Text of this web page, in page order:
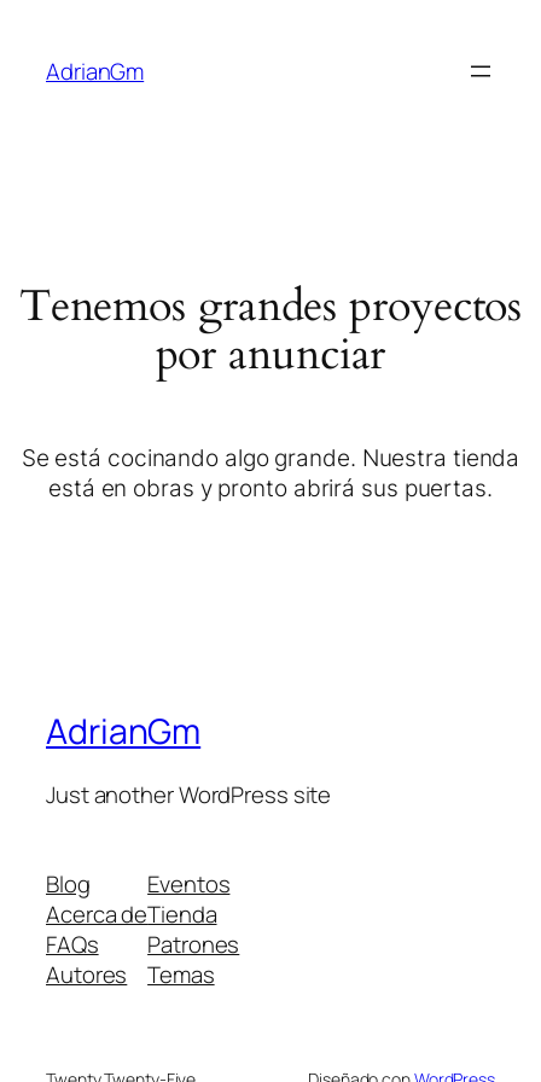
AdrianGm
Tenemos grandes proyectos
por anunciar
Se está cocinando algo grande. Nuestra tienda
está en obras y pronto abrirá sus puertas.
AdrianGm
Just another WordPress site
Blog
Acerca de
FAQs
Autores
Eventos
Tienda
Patrones
Temas